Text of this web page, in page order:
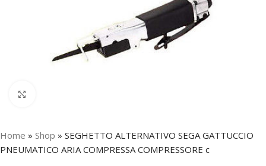
Home » Shop » SEGHETTO ALTERNATIVO SEGA GATTUCCIO
PNEUMATICO ARIA COMPRESSA COMPRESSORE c